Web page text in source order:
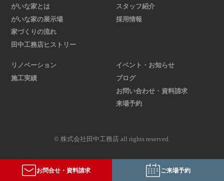
がいな家とは
がいな家の展示場
家づくりの流れ
田中工務店ヒストリー
スタッフ紹介
採用情報
リノベーション
施工実績
イベント・お知らせ
ブログ
お問い合わせ・資料請求
来場予約
© 株式会社田中工務店 all rights reserved.
お問合せ・資料請求 ご来場予約